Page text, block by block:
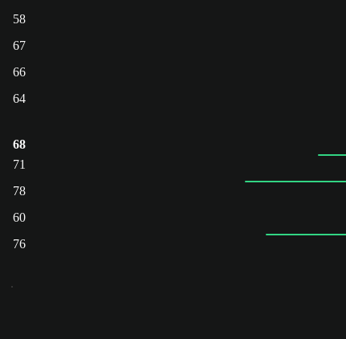
58
67
66
64
68
71
78
60
76